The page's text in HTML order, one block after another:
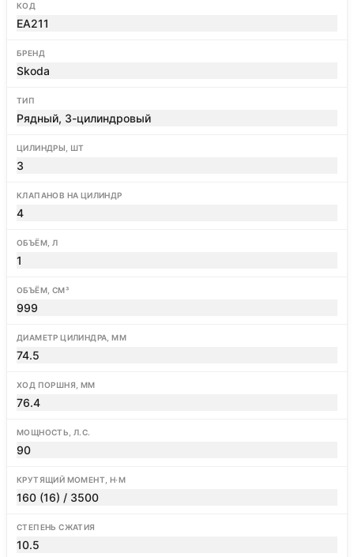
КОД
EA211
БРЕНД
Skoda
ТИП
Рядный, 3-цилиндровый
ЦИЛИНДРЫ, ШТ
3
КЛАПАНОВ НА ЦИЛИНДР
4
ОБЪЁМ, Л
1
ОБЪЁМ, СМ³
999
ДИАМЕТР ЦИЛИНДРА, ММ
74.5
ХОД ПОРШНЯ, ММ
76.4
МОЩНОСТЬ, Л.С.
90
КРУТЯЩИЙ МОМЕНТ, Н·М
160 (16) / 3500
СТЕПЕНЬ СЖАТИЯ
10.5